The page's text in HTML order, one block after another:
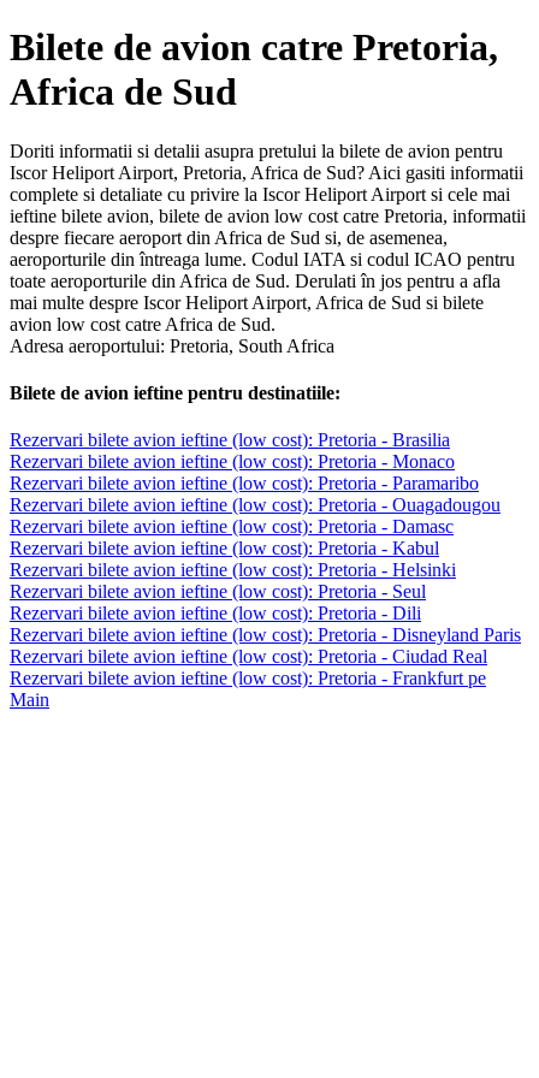
Bilete de avion catre Pretoria,
Africa de Sud
Doriti informatii si detalii asupra pretului la bilete de avion pentru
Iscor Heliport Airport, Pretoria, Africa de Sud? Aici gasiti informatii
complete si detaliate cu privire la Iscor Heliport Airport si cele mai
ieftine bilete avion, bilete de avion low cost catre Pretoria, informatii
despre fiecare aeroport din Africa de Sud si, de asemenea,
aeroporturile din întreaga lume. Codul IATA si codul ICAO pentru
toate aeroporturile din Africa de Sud. Derulati în jos pentru a afla
mai multe despre Iscor Heliport Airport, Africa de Sud si bilete
avion low cost catre Africa de Sud.
Adresa aeroportului: Pretoria, South Africa
Bilete de avion ieftine pentru destinatiile:
Rezervari bilete avion ieftine (low cost): Pretoria - Brasilia
Rezervari bilete avion ieftine (low cost): Pretoria - Monaco
Rezervari bilete avion ieftine (low cost): Pretoria - Paramaribo
Rezervari bilete avion ieftine (low cost): Pretoria - Ouagadougou
Rezervari bilete avion ieftine (low cost): Pretoria - Damasc
Rezervari bilete avion ieftine (low cost): Pretoria - Kabul
Rezervari bilete avion ieftine (low cost): Pretoria - Helsinki
Rezervari bilete avion ieftine (low cost): Pretoria - Seul
Rezervari bilete avion ieftine (low cost): Pretoria - Dili
Rezervari bilete avion ieftine (low cost): Pretoria - Disneyland Paris
Rezervari bilete avion ieftine (low cost): Pretoria - Ciudad Real
Rezervari bilete avion ieftine (low cost): Pretoria - Frankfurt pe
Main